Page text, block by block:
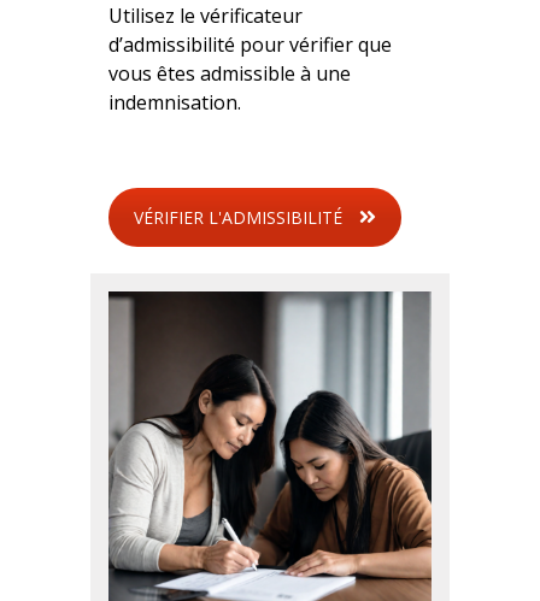
Utilisez le vérificateur
d’admissibilité pour vérifier que
vous êtes admissible à une
indemnisation.
VÉRIFIER L'ADMISSIBILITÉ